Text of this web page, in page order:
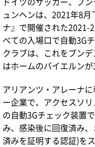
ュンヘンは、2021年8
ナ』で開催された2021-
べての入場口で自動3G
クラブは、これをブン
はホームのバイエルンが
アリアンツ・アレーナ
ー企業で、アクセスソ
の自動3Gチェック装置
み、感染後に回復済み
済みを証明する認証)を